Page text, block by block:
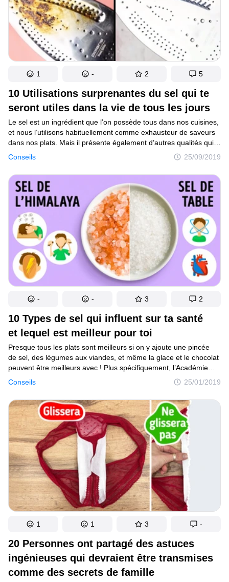
10 Utilisations surprenantes du sel qui te
seront utiles dans la vie de tous les jours
Conseils 25/09/2019
Le sel est un ingrédient que l’on possède tous dans nos cuisines,
et nous l’utilisons habituellement comme exhausteur de saveurs
dans nos plats. Mais il présente également d’autres qualités qui
peuvent nous aider à résoudre certains problèmes auxquels nous
faisons face au quotidien. Savais-tu par exemple qu’il peut t’aider
à te faire un blanchiment les dents, à nettoyer ta cuisine,
ou même à faire de jolies décorations sur un thermos ? Si tu veux
en savoir plus, lis la suite de notre article !
1 - 2 5
10 Types de sel qui influent sur ta santé
et lequel est meilleur pour toi
Conseils 25/01/2019
Presque tous les plats sont meilleurs si on y ajoute une pincée
de sel, des légumes aux viandes, et même la glace et le chocolat
peuvent être meilleurs avec ! Plus spécifiquement, l’Académie
de Nutrition et Diététique recommande de consommer entre
1 500 milligrammes à 2 300 milligrammes de sel par jour (environ
une cuillère). Les différences entre les types de sels comestibles
sont leur goût particulier, les méthodes de récolte, leurs
impuretés et le but de leur utilisation.
- - 3 2
20 Personnes ont partagé des astuces
ingénieuses qui devraient être transmises
comme des secrets de famille
1 1 3 -